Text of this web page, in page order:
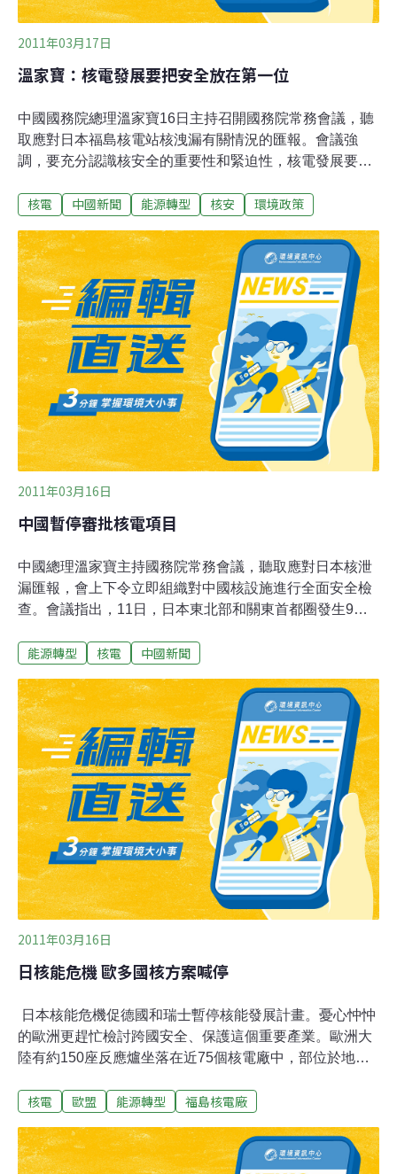
2011年03月17日
溫家寶：核電發展要把安全放在第一位
中國國務院總理溫家寶16日主持召開國務院常務會議，聽
取應對日本福島核電站核洩漏有關情況的匯報。會議強
調，要充分認識核安全的重要性和緊迫性，核電發展要把
核設施進行全面安全檢查。通過全面細致的安全評估，切
加強正在運行核設施的安全管理。核設施所在單位要健全
制度，嚴格操作規程，加強運行管理。監管部門要加強監
督檢查，指導企業及時發現和消除隱患。──全面審查在建
核電站。要用最先進的標準對所有在建核電站進行安全評
估，存在隱患的要堅決整改，不符合安全標準的要立即停
止建設。──嚴格審批新上核電項目。抓緊編制核安全規
劃，調整完善核電發展中長期規劃，核安全規劃批準前，
暫停審批核電項目包括開展前期工作的項目。會議指出，
3月11日，日本東北部和關東首都圈發生裡氏9級強震，並
引發海嘯，日本福島第一核電站發生放射性物
核電 中國新聞 能源轉型 核安 環境政策
2011年03月16日
中國暫停審批核電項目
中國總理溫家寶主持國務院常務會議，聽取應對日本核泄
漏匯報，會上下令立即組織對中國核設施進行全面安全檢
查。會議指出，11日，日本東北部和關東首都圈發生9級
泄漏事故。根據國家核事故應急協調委員會專家組分析，
不會對中國公眾健康造成影響。會議強調，要充分認識核
安全的重要性和緊迫性，核電發展要把安全放在第一。
能源轉型 核電 中國新聞
2011年03月16日
日核能危機 歐多國核方案喊停
日本核能危機促德國和瑞士暫停核能發展計畫。憂心忡忡
的歐洲更趕忙檢討跨國安全、保護這個重要產業。歐洲大
陸有約150座反應爐坐落在近75個核電廠中，部位於地震
官員及大型核電公司人員做緊急會商。在德國，週末有成
Merkel）宣布，有關境內核電廠延長使用年限的決議案，
將先暫緩3個月。她表示：「我們不能一如往常做事。」
核電 歐盟 能源轉型 福島核電廠